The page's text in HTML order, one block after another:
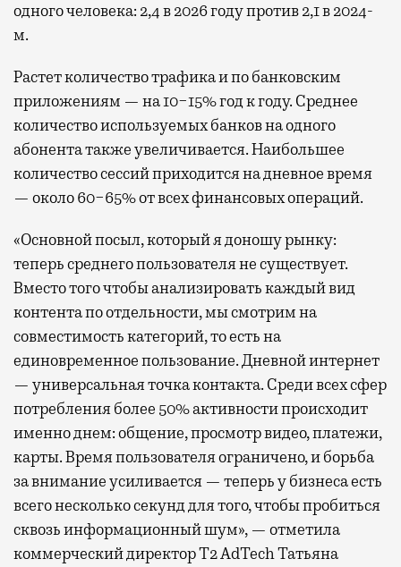
одного человека: 2,4 в 2026 году против 2,1 в 2024-
м.
Растет количество трафика и по банковским
приложениям — на 10−15% год к году. Среднее
количество используемых банков на одного
абонента также увеличивается. Наибольшее
количество сессий приходится на дневное время
— около 60−65% от всех финансовых операций.
«Основной посыл, который я доношу рынку:
теперь среднего пользователя не существует.
Вместо того чтобы анализировать каждый вид
контента по отдельности, мы смотрим на
совместимость категорий, то есть на
единовременное пользование. Дневной интернет
— универсальная точка контакта. Среди всех сфер
потребления более 50% активности происходит
именно днем: общение, просмотр видео, платежи,
карты. Время пользователя ограничено, и борьба
за внимание усиливается — теперь у бизнеса есть
всего несколько секунд для того, чтобы пробиться
сквозь информационный шум», — отметила
коммерческий директор Т2 AdTech Татьяна